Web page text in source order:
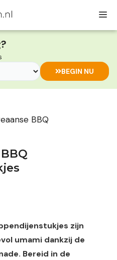
BEGIN NU
BBQ
zijn
umami dankzij de
Bereid in de